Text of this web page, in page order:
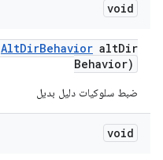
void
AltDirBehavior altDir
Behavior)
ضبط سلوكيات دليل بديل
void